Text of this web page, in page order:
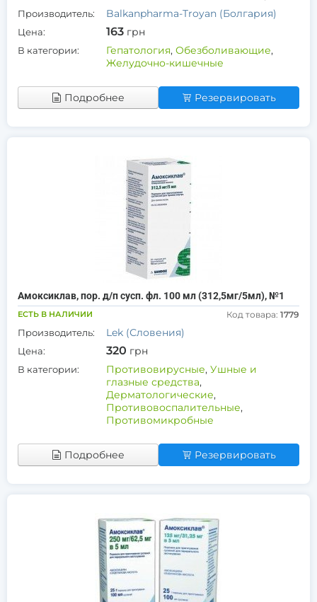
Производитель: Balkanpharma-Troyan (Болгария)
Цена: 163 грн
В категории: Гепатология, Обезболивающие,
Желудочно-кишечные
Подробнее Резервировать
Амоксиклав, пор. д/п сусп. фл. 100 мл (312,5мг/5мл), №1
ЕСТЬ В НАЛИЧИИ Код товара: 1779
Производитель: Lek (Словения)
Цена: 320 грн
В категории: Противовирусные, Ушные и
глазные средства,
Дерматологические,
Противовоспалительные,
Противомикробные
Подробнее Резервировать